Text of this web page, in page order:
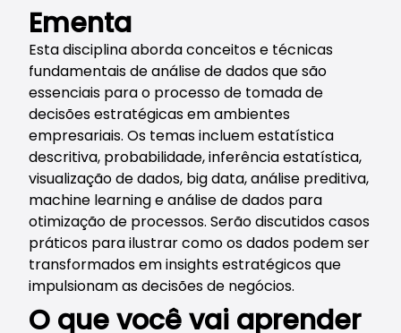
Ementa
Esta disciplina aborda conceitos e técnicas
fundamentais de análise de dados que são
essenciais para o processo de tomada de
decisões estratégicas em ambientes
empresariais. Os temas incluem estatística
descritiva, probabilidade, inferência estatística,
visualização de dados, big data, análise preditiva,
machine learning e análise de dados para
otimização de processos. Serão discutidos casos
práticos para ilustrar como os dados podem ser
transformados em insights estratégicos que
impulsionam as decisões de negócios.
O que você vai aprender